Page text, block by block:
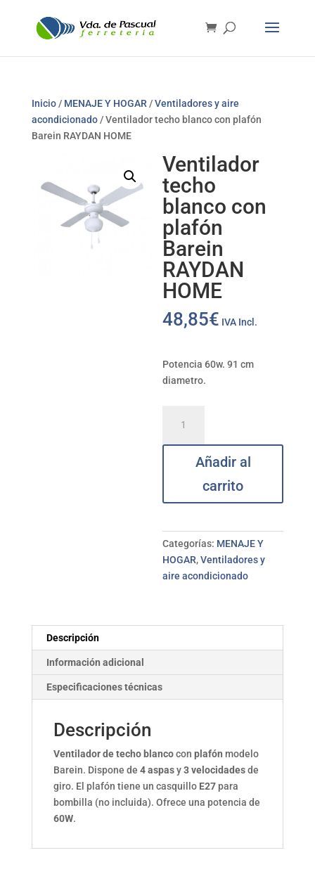
Inicio/ MENAJE Y HOGAR /Ventiladores y aire
acondicionado/ Ventilador techo blanco con plafón
Barein RAYDAN HOME
Ventilador
techo
blanco con
plafón
Barein
RAYDAN
HOME
48,85€ IVA Incl.
Potencia 60w. 91 cm
diametro.
techo
blanco
cantidad
Añadir al
carrito
Categorías: MENAJE Y
HOGAR,Ventiladores y
aire acondicionado
Descripción
Información adicional
Especificaciones técnicas
Descripción
Ventilador de techo blancocon plafón modelo
Barein. Dispone de 4 aspasy3 velocidadesde
giro. El plafón tiene un casquillo E27para
bombilla (no incluida). Ofrece una potencia de
60W.